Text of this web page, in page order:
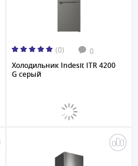
(0) 0
Холодильник Indesit ITR 4200
G серый